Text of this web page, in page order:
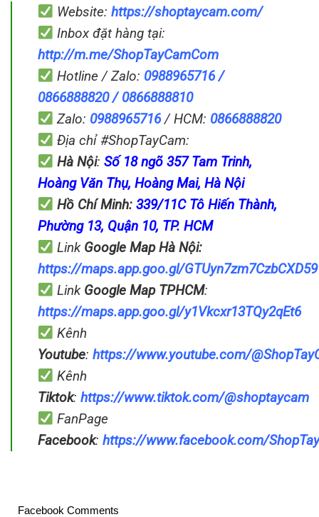
Website: https://shoptaycam.com/
Inbox đặt hàng tại:
http://m.me/ShopTayCamCom
Hotline / Zalo: 0988965716 /
0866888820 / 0866888810
Zalo: 0988965716 / HCM: 0866888820
Địa chỉ #ShopTayCam:
Hà Nội: Số 18 ngõ 357 Tam Trinh,
Hoàng Văn Thụ, Hoàng Mai, Hà Nội
Hồ Chí Minh: 339/11C Tô Hiến Thành,
Phường 13, Quận 10, TP. HCM
Link Google Map Hà Nội:
https://maps.app.goo.gl/GTUyn7zm7CzbCXD59
Link Google Map TPHCM:
https://maps.app.goo.gl/y1Vkcxr13TQy2qEt6
Kênh
Youtube: https://www.youtube.com/
Kênh
Tiktok: https://www.tiktok.com/@shoptaycam
FanPage
Facebook: https://www.facebook.com/
Facebook Comments